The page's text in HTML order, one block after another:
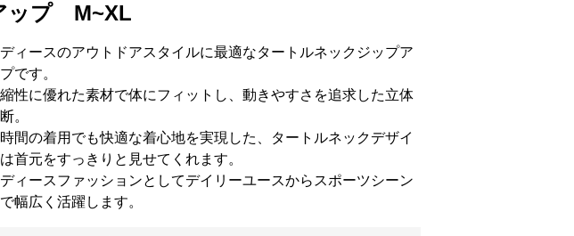
ップ M~XL
ィースのアウトドアスタイルに最適なタートルネックジップア
です。
性に優れた素材で体にフィットし、動きやすさを追求した立体
。
間の着用でも快適な着心地を実現した、タートルネックデザイ
首元をすっきりと見せてくれます。
ィースファッションとしてデイリーユースからスポーツシーン
幅広く活躍します。